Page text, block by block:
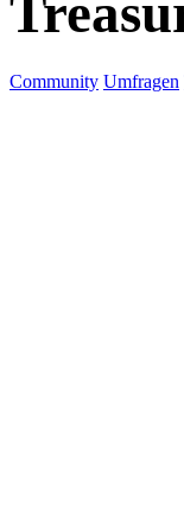
Community Umfragen